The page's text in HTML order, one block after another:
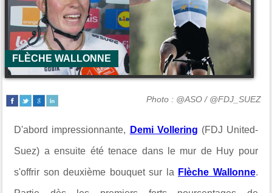
FLÈCHE WALLONNE
Photo : @ASO / @FDJ_SUEZ
D'abord impressionnante, Demi Vollering (FDJ United-
Suez) a ensuite été tenace dans le mur de Huy pour
s'offrir son deuxième bouquet sur la Flèche Wallonne.